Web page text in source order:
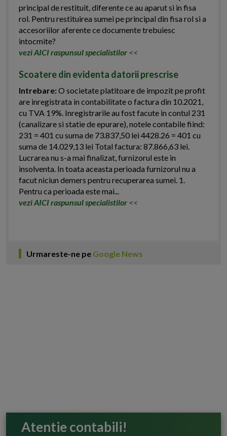
principal de restituit, diferente ce au aparut si in fisa
rol. Pentru restituirea sumei pe principal din fisa rol si a
accesoriilor aferente ce documente trebuiesc
intocmite?
vezi AICI raspunsul specialistilor <<
Scoatere din evidenta datorii prescrise
Intrebare:O societate platitoare de impozit pe profit
are inregistrata in contabilitate o factura din 10.2021,
cu TVA 19%. Inregistrarile au fost facute in contul 231
(canalizare si statie de epurare), notele contabile fiind:
231 = 401 cu suma de 73.837,50 lei 4428.26 = 401 cu
suma de 14.029,13 lei Total factura: 87.866,63 lei.
Lucrarea nu s-a mai finalizat, furnizorul este in
insolventa. In toata aceasta perioada furnizorul nu a
facut niciun demers pentru recuperarea sumei. 1.
Pentru ca perioada este mai...
vezi AICI raspunsul specialistilor <<
Urmareste-ne pe Google News
Atentie contabili!